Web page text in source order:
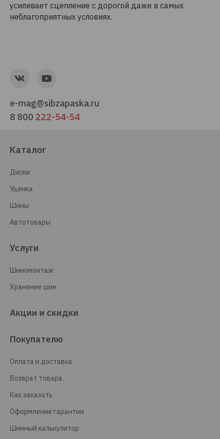
усиливает сцепление с дорогой даже в самых
неблагоприятных условиях.
e-mag@sibzapaska.ru
8 800 222-54-54
Каталог
Диски
Уценка
Шины
Автотовары
Услуги
Шиномонтаж
Хранение шин
Акции и скидки
Покупателю
Оплата и доставка
Возврат товара
Как заказать
Оформление гарантии
Шинный калькулятор